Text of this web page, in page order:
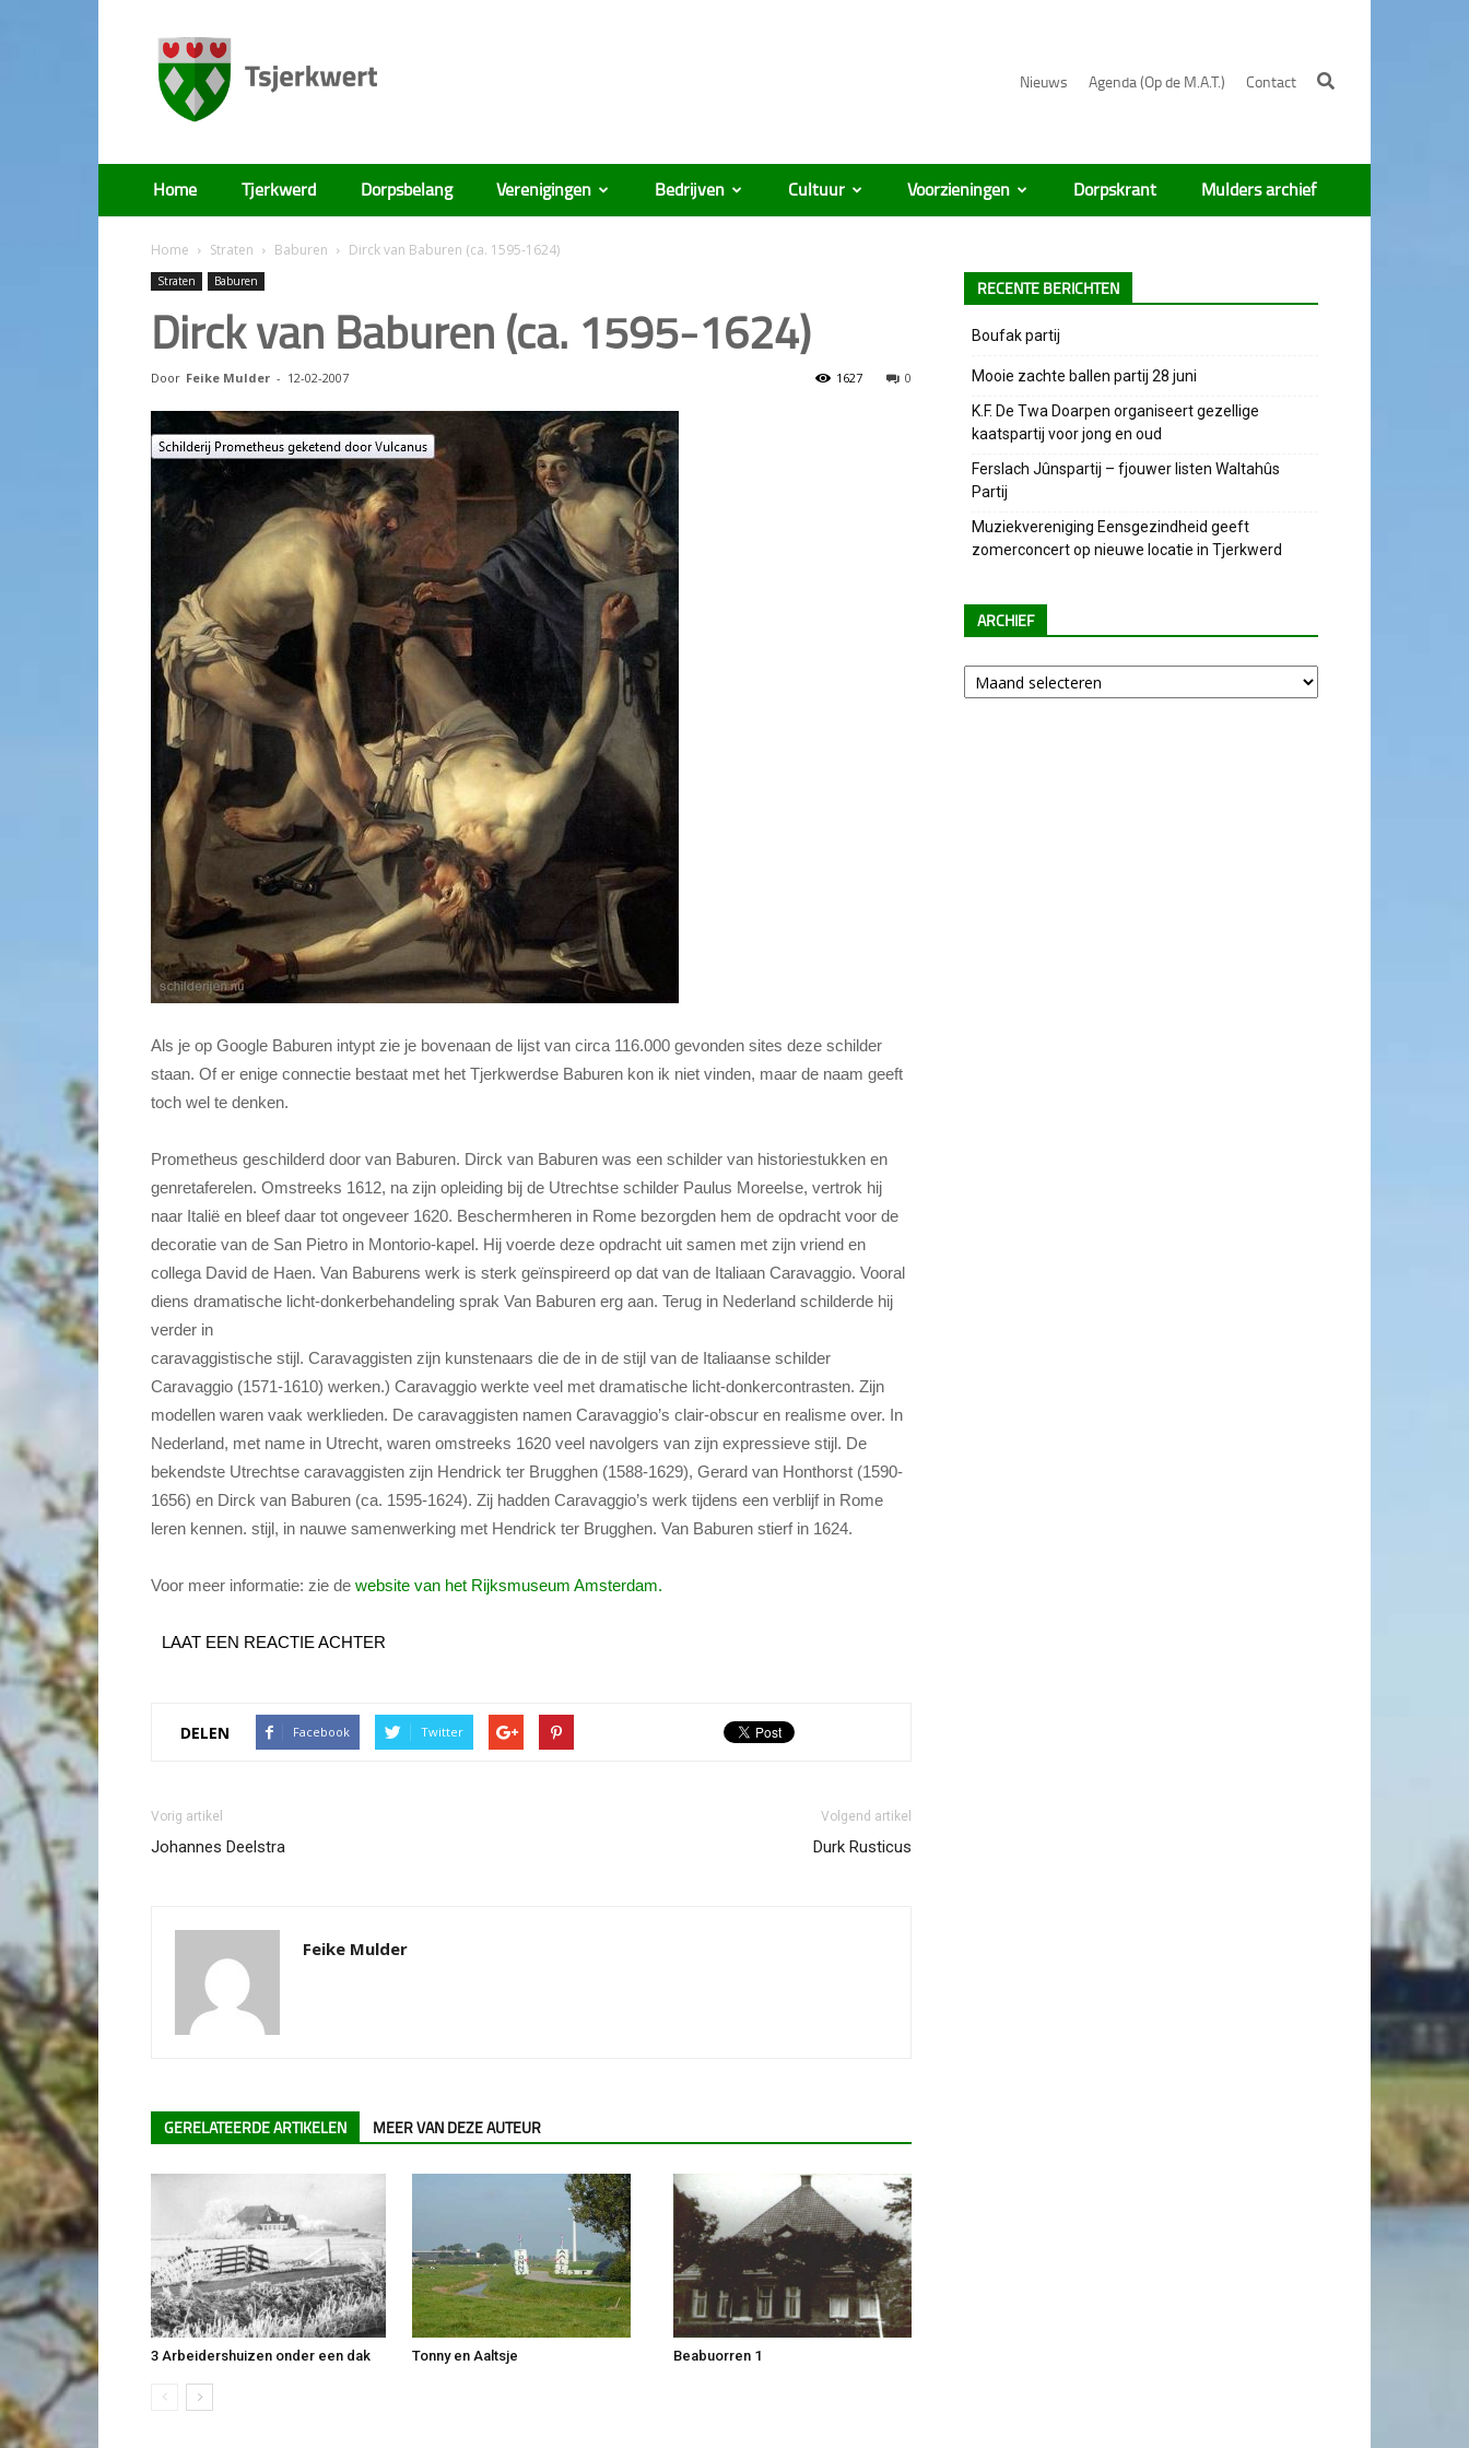
Nieuws Agenda (Op de M.A.T.) Contact
Tsjerkwert
Home Tjerkwerd Dorpsbelang Verenigingen Bedrijven Cultuur Voorzieningen Dorpskrant Mulders archief
Home Straten Baburen Dirck van Baburen (ca. 1595-1624)
Straten Baburen
Dirck van Baburen (ca. 1595-1624)
Door Feike Mulder - 12-02-2007 0
1627
Als je op Google Baburen intypt zie je bovenaan de lijst van circa 116.000 gevonden sites deze schilder
staan. Of er enige connectie bestaat met het Tjerkwerdse Baburen kon ik niet vinden, maar de naam geeft
toch wel te denken.
Prometheus geschilderd door van Baburen. Dirck van Baburen was een schilder van historiestukken en
genretaferelen. Omstreeks 1612, na zijn opleiding bij de Utrechtse schilder Paulus Moreelse, vertrok hij
naar Italië en bleef daar tot ongeveer 1620. Beschermheren in Rome bezorgden hem de opdracht voor de
decoratie van de San Pietro in Montorio-kapel. Hij voerde deze opdracht uit samen met zijn vriend en
collega David de Haen. Van Baburens werk is sterk geïnspireerd op dat van de Italiaan Caravaggio. Vooral
diens dramatische licht-donkerbehandeling sprak Van Baburen erg aan. Terug in Nederland schilderde hij
verder in
caravaggistische stijl. Caravaggisten zijn kunstenaars die de in de stijl van de Italiaanse schilder
Caravaggio (1571-1610) werken.) Caravaggio werkte veel met dramatische licht-donkercontrasten. Zijn
modellen waren vaak werklieden. De caravaggisten namen Caravaggio’s clair-obscur en realisme over. In
Nederland, met name in Utrecht, waren omstreeks 1620 veel navolgers van zijn expressieve stijl. De
bekendste Utrechtse caravaggisten zijn Hendrick ter Brugghen (1588-1629), Gerard van Honthorst (1590-
1656) en Dirck van Baburen (ca. 1595-1624). Zij hadden Caravaggio’s werk tijdens een verblijf in Rome
leren kennen. stijl, in nauwe samenwerking met Hendrick ter Brugghen. Van Baburen stierf in 1624.
Voor meer informatie: zie de website van het Rijksmuseum Amsterdam.
LAAT EEN REACTIE ACHTER
DELEN Facebook Twitter
Vorig artikel
Johannes Deelstra
Volgend artikel
Durk Rusticus
Feike Mulder
GERELATEERDE ARTIKELEN MEER VAN DEZE AUTEUR
3 Arbeidershuizen onder een dak Tonny en Aaltsje Beabuorren 1
RECENTE BERICHTEN
Boufak partij
Mooie zachte ballen partij 28 juni
K.F. De Twa Doarpen organiseert gezellige
kaatspartij voor jong en oud
Ferslach Jûnspartij – fjouwer listen Waltahûs
Partij
Muziekvereniging Eensgezindheid geeft
zomerconcert op nieuwe locatie in Tjerkwerd
ARCHIEF
Archief